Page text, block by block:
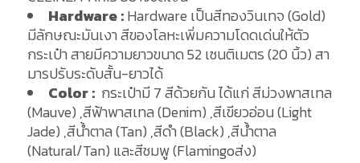
Hardware :Hardware เป็นสีทองวินเทจ (Gold)
มีลักษณะมันเงา สีของโลหะเพิ่มความโดดเด่นให้ตัว
กระเป๋า สายมีความยาวขนาด 52 เซนติเมตร (20 นิ้ว) สา
มารปรับระดับสั้น-ยาวได้
Color : กระเป๋ามี 7 สีด้วยกัน ได้แก่ สีม่วงพาสเทล
(Mauve) ,สีฟ้าพาสเทล (Denim) ,สีเขียวอ่อน (Light
Jade) ,สีน้ำตาล (Tan) ,สีดำ (Black) ,สีน้ำตาล
(Natural/Tan) และสีชมพู (Flamingoส่ง)